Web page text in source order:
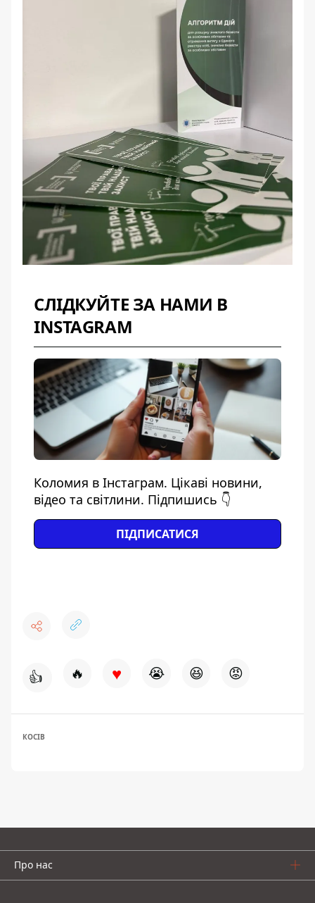
СЛІДКУЙТЕ ЗА НАМИ В
INSTAGRAM
Коломия в Інстаграм. Цікаві новини,
відео та світлини. Підпишись 👇
ПІДПИСАТИСЯ
👍 🔥 ♥ 😭 😆 😡
КОСІВ
Про нас